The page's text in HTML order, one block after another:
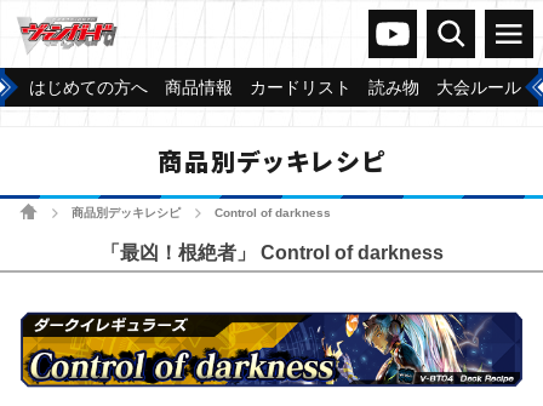
ヴァンガードch
検索 メニュー
はじめての方へ 商品情報 カードリスト 読み物 大会ルール
商品別デッキレシピ
ホーム商品別デッキレシピ Control of darkness
「最凶！根絶者」 Control of darkness